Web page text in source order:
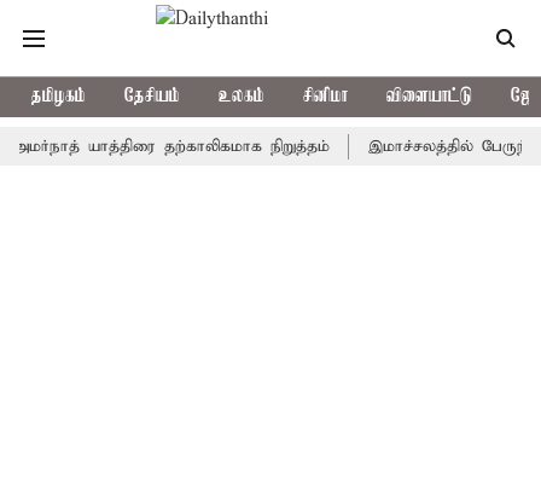
தமிழகம் தேசியம் உலகம் சினிமா விளையாட்டு
யாத்திரை தற்காலிகமாக நிறுத்தம் இமாச்சலத்தில் பேருந்து